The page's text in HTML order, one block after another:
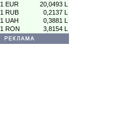
1 EUR
20,0493 L
1 RUB
0,2137 L
1 UAH
0,3881 L
1 RON
3,8154 L